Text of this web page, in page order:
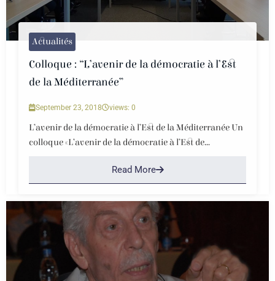
Actualités
Colloque : “L’avenir de la démocratie à l’Est
de la Méditerranée”
September 23, 2018 views: 0
L’avenir de la démocratie à l’Est de la Méditerranée Un
colloque «L’avenir de la démocratie à l’Est de...
Read More